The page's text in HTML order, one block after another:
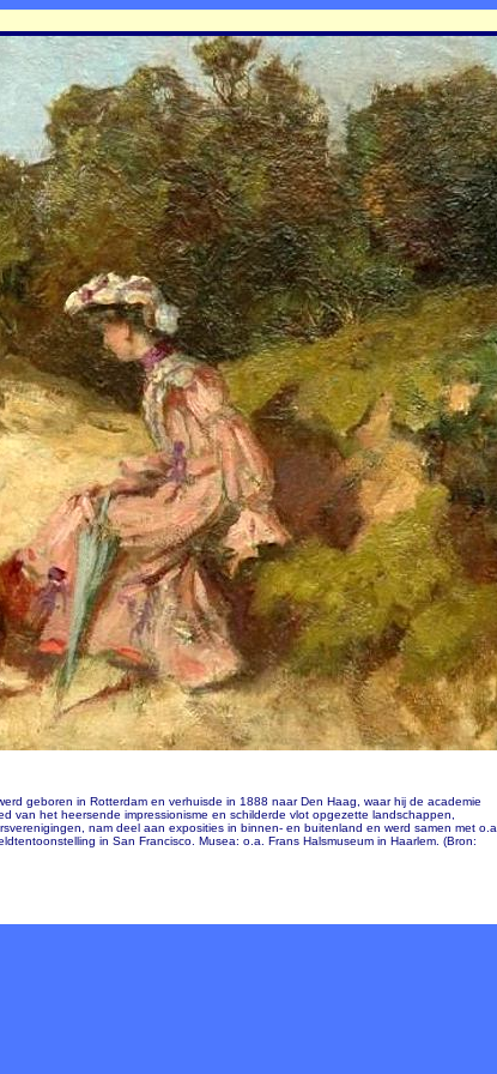
geboren in Rotterdam en verhuisde in 1888 naar Den Haag, waar hij de academie
van het heersende impressionisme en schilderde vlot opgezette landschappen,
nam deel aan exposities in binnen- en buitenland en werd samen met o.a.
in San Francisco. Musea: o.a. Frans Halsmuseum in Haarlem. (Bron: